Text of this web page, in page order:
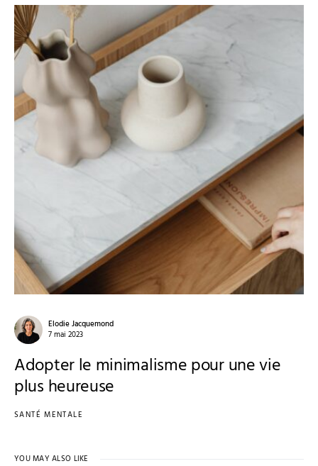
Elodie Jacquemond
7 mai 2023
Adopter le minimalisme pour une vie
plus heureuse
SANTÉ MENTALE
YOU MAY ALSO LIKE